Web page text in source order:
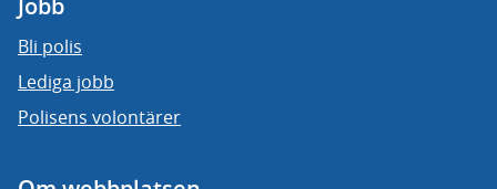
Jobb
Bli polis
Lediga jobb
Polisens volontärer